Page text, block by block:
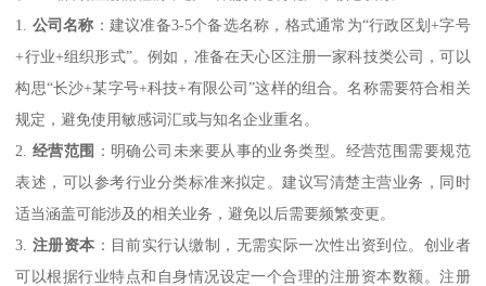
1. 公司名称 ：建议准备3-5个备选名称，格式通常为“行政区划+字号
+行业+组织形式”。例如，准备在天心区注册一家科技类公司，可以
构思“长沙+某字号+科技+有限公司”这样的组合。名称需要符合相关
规定，避免使用敏感词汇或与知名企业重名。
2. 经营范围 ：明确公司未来要从事的业务类型。经营范围需要规范
表述，可以参考行业分类标准来拟定。建议写清楚主营业务，同时
适当涵盖可能涉及的相关业务，避免以后需要频繁变更。
3. 注册资本 ：目前实行认缴制，无需实际一次性出资到位。创业者
可以根据行业特点和自身情况设定一个合理的注册资本数额。注册